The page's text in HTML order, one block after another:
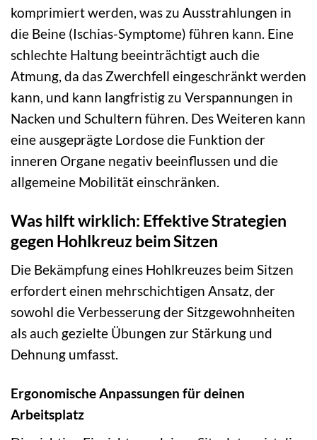
komprimiert werden, was zu Ausstrahlungen in
die Beine (Ischias-Symptome) führen kann. Eine
schlechte Haltung beeinträchtigt auch die
Atmung, da das Zwerchfell eingeschränkt werden
kann, und kann langfristig zu Verspannungen in
Nacken und Schultern führen. Des Weiteren kann
eine ausgeprägte Lordose die Funktion der
inneren Organe negativ beeinflussen und die
allgemeine Mobilität einschränken.
Was hilft wirklich: Effektive Strategien
gegen Hohlkreuz beim Sitzen
Die Bekämpfung eines Hohlkreuzes beim Sitzen
erfordert einen mehrschichtigen Ansatz, der
sowohl die Verbesserung der Sitzgewohnheiten
als auch gezielte Übungen zur Stärkung und
Dehnung umfasst.
Ergonomische Anpassungen für deinen
Arbeitsplatz